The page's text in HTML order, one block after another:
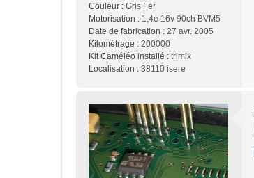
Couleur : Gris Fer
Motorisation : 1,4e 16v 90ch BVM5
Date de fabrication : 27 avr. 2005
Kilométrage : 200000
Kit Caméléo installé : trimix
Localisation : 38110 isere